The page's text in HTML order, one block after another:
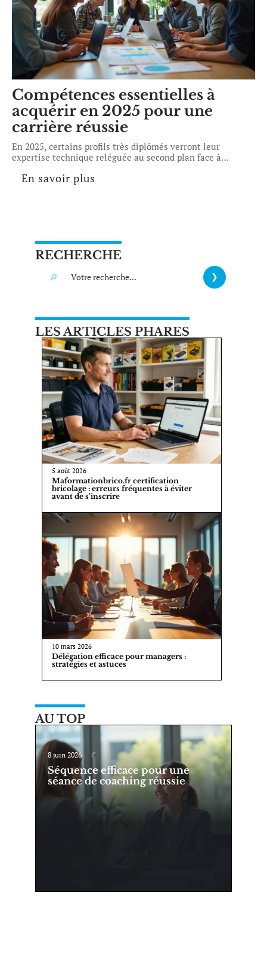
Compétences essentielles à
acquérir en 2025 pour une
carrière réussie
En 2025, certains profils très diplômés verront leur
expertise technique reléguée au second plan face à…
En savoir plus
RECHERCHE
LES ARTICLES PHARES
5 août 2026
Maformationbrico.fr certification
bricolage : erreurs fréquentes à éviter
avant de s’inscrire
10 mars 2026
Délégation efficace pour managers :
stratégies et astuces
AU TOP
8 juin 2026
Séquence efficace pour une
séance de coaching réussie